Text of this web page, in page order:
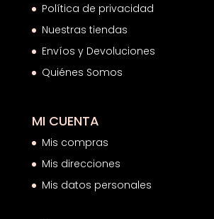
Política de privacidad
Nuestras tiendas
Envíos y Devoluciones
Quiénes Somos
MI CUENTA
Mis compras
Mis direcciones
Mis datos personales